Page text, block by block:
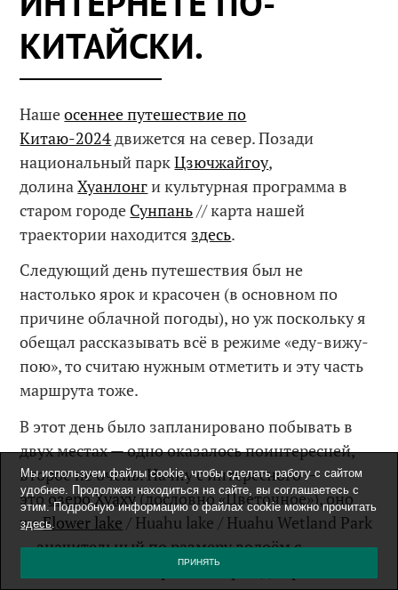
КИТАЙСКИ.
Нашеосеннее путешествие по
Китаю-2024движется на север. Позади
национальный паркЦзючжайгоу,
долинаХуанлонги культурная программа в
старом городе Сунпань// карта нашей
траектории находится здесь.
Следующий день путешествия был не
настолько ярок и красочен (в основном по
причине облачной погоды), но уж поскольку я
обещал рассказывать всё в режиме «еду-вижу-
пою», то считаю нужным отметить и эту часть
маршрута тоже.
В этот день было запланировано побывать в
двух местах — одно оказалось поинтересней,
второе не очень. Начну с интересного —
этоозеро Хуаху(дословно «Цветочное»), оно
жеFlower lake / Huahu lake / Huahu Wetland Park
— значительный по размеру водоём с
заболоченными берегами и рай для разных
Мы используем файлы cookie, чтобы сделать работу с сайтом
удобнее. Продолжая находиться на сайте, вы соглашаетесь с
этим. Подробную информацию о файлах cookie можно прочитать
здесь.
ПРИНЯТЬ